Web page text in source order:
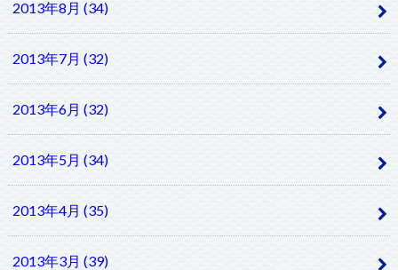
2013年8月 (34)
2013年7月 (32)
2013年6月 (32)
2013年5月 (34)
2013年4月 (35)
2013年3月 (39)